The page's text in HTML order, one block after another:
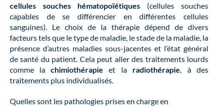
cellules souches hématopoïétiques (cellules souches
capables de se différencier en différentes cellules
sanguines). Le choix de la thérapie dépend de divers
facteurs tels que le type de maladie, le stade de la maladie, la
présence d’autres maladies sous-jacentes et l’état général
de santé du patient. Cela peut aller des traitements lourds
comme la chimiothérapie et la radiothérapie , à des
traitements plus individualisés.
Quelles sont les pathologies prises en charge en